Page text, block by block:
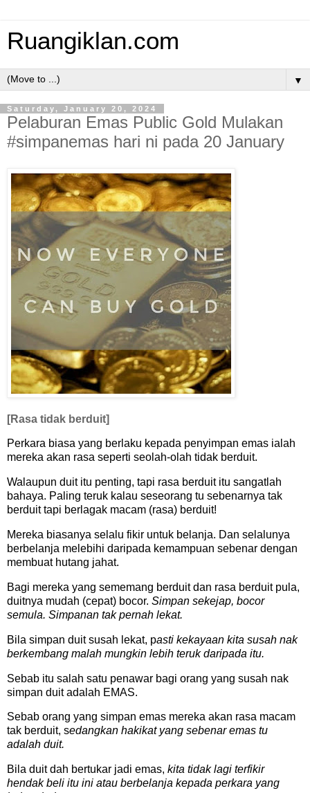
Ruangiklan.com
▼
Saturday, January 20, 2024
Pelaburan Emas Public Gold Mulakan
#simpanemas hari ni pada 20 January
[Rasa tidak berduit]
Perkara biasa yang berlaku kepada penyimpan emas ialah
mereka akan rasa seperti seolah-olah tidak berduit.
Walaupun duit itu penting, tapi rasa berduit itu sangatlah
bahaya. Paling teruk kalau seseorang tu sebenarnya tak
berduit tapi berlagak macam (rasa) berduit!
Mereka biasanya selalu fikir untuk belanja. Dan selalunya
berbelanja melebihi daripada kemampuan sebenar dengan
membuat hutang jahat.
Bagi mereka yang sememang berduit dan rasa berduit pula,
duitnya mudah (cepat) bocor. Simpan sekejap, bocor
semula. Simpanan tak pernah lekat.
Bila simpan duit susah lekat, pasti kekayaan kita susah nak
berkembang malah mungkin lebih teruk daripada itu.
Sebab itu salah satu penawar bagi orang yang susah nak
simpan duit adalah EMAS.
Sebab orang yang simpan emas mereka akan rasa macam
tak berduit, sedangkan hakikat yang sebenar emas tu
adalah duit.
Bila duit dah bertukar jadi emas, kita tidak lagi terfikir
hendak beli itu ini atau berbelanja kepada perkara yang